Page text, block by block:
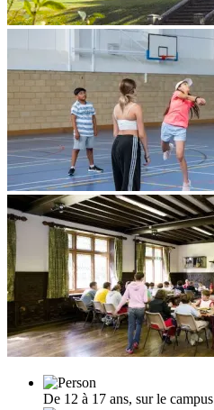
De 12 à 17 ans, sur le campus